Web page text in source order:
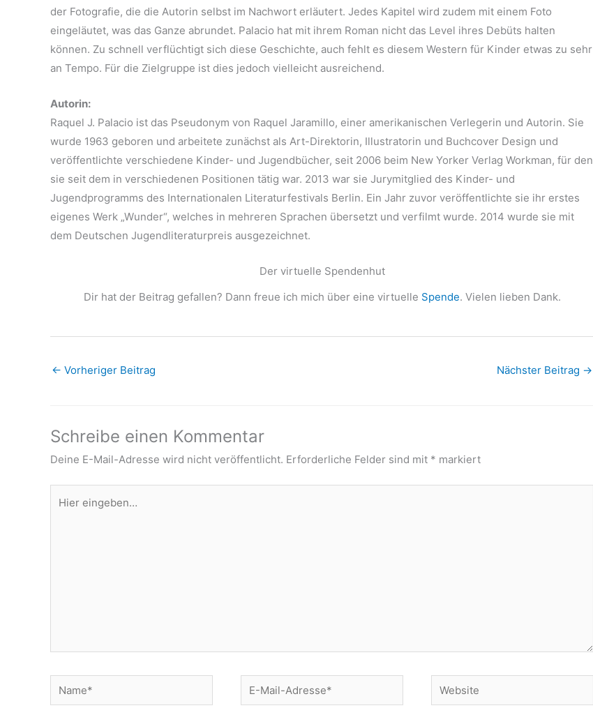
der Fotografie, die die Autorin selbst im Nachwort erläutert. Jedes Kapitel wird zudem mit einem Foto
eingeläutet, was das Ganze abrundet. Palacio hat mit ihrem Roman nicht das Level ihres Debüts halten
können. Zu schnell verflüchtigt sich diese Geschichte, auch fehlt es diesem Western für Kinder etwas zu sehr
an Tempo. Für die Zielgruppe ist dies jedoch vielleicht ausreichend.
Autorin:
Raquel J. Palacio ist das Pseudonym von Raquel Jaramillo, einer amerikanischen Verlegerin und Autorin. Sie
wurde 1963 geboren und arbeitete zunächst als Art-Direktorin, Illustratorin und Buchcover Design und
veröffentlichte verschiedene Kinder- und Jugendbücher, seit 2006 beim New Yorker Verlag Workman, für den
sie seit dem in verschiedenen Positionen tätig war. 2013 war sie Jurymitglied des Kinder- und
Jugendprogramms des Internationalen Literaturfestivals Berlin. Ein Jahr zuvor veröffentlichte sie ihr erstes
eigenes Werk „Wunder“, welches in mehreren Sprachen übersetzt und verfilmt wurde. 2014 wurde sie mit
dem Deutschen Jugendliteraturpreis ausgezeichnet.
Der virtuelle Spendenhut
Dir hat der Beitrag gefallen? Dann freue ich mich über eine virtuelle Spende. Vielen lieben Dank.
← Vorheriger Beitrag Nächster Beitrag →
Schreibe einen Kommentar
Deine E-Mail-Adresse wird nicht veröffentlicht. Erforderliche Felder sind mit * markiert
eingeben…
Name*
E-
Mail-
Website